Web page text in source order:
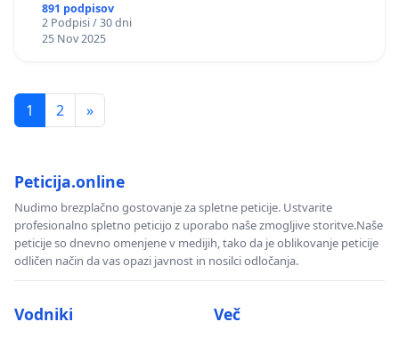
891 podpisov
2 Podpisi / 30 dni
25 Nov 2025
1 2 »
Peticija.online
Nudimo brezplačno gostovanje za spletne peticije. Ustvarite
profesionalno spletno peticijo z uporabo naše zmogljive storitve.Naše
peticije so dnevno omenjene v medijih, tako da je oblikovanje peticije
odličen način da vas opazi javnost in nosilci odločanja.
Vodniki Več